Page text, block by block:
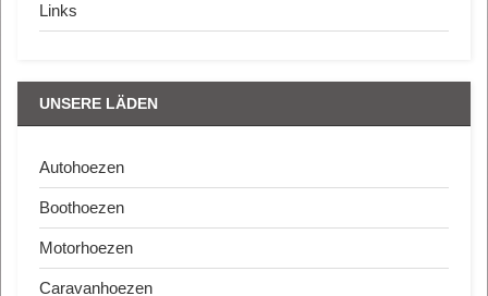
Links
UNSERE LÄDEN
Autohoezen
Boothoezen
Motorhoezen
Caravanhoezen